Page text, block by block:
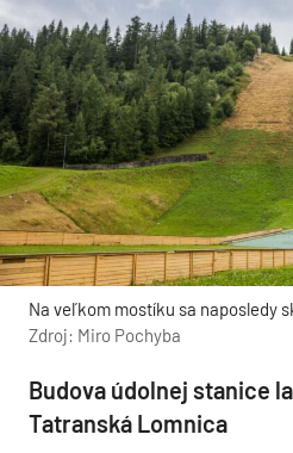
Na veľkom mostíku sa naposledy
Zdroj: Miro Pochyba
Budova údolnej stanice
Tatranská Lomnica